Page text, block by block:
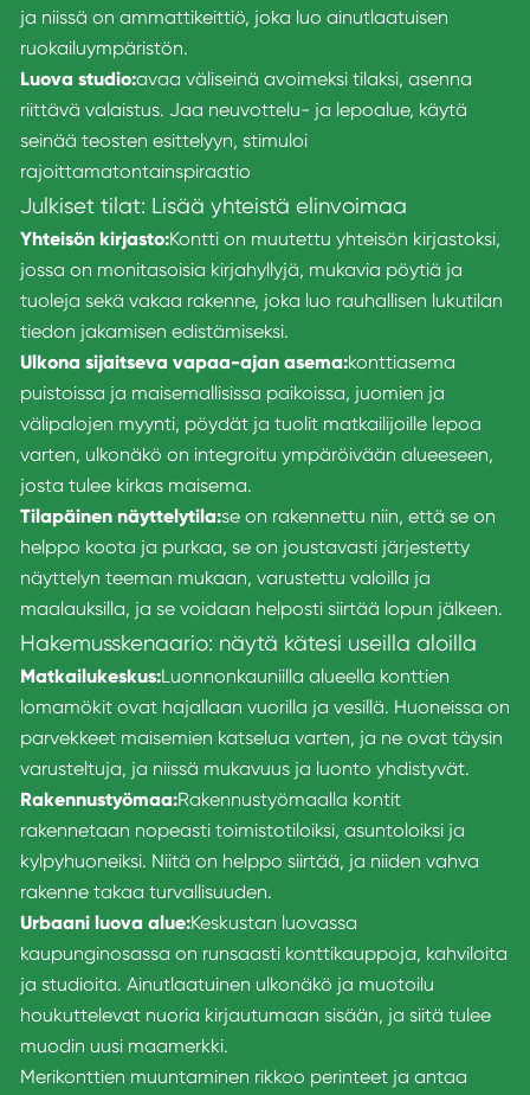
ja niissä on ammattikeittiö, joka luo ainutlaatuisen
ruokailuympäristön.
Luova studio:avaa väliseinä avoimeksi tilaksi, asenna
riittävä valaistus. Jaa neuvottelu- ja lepoalue, käytä
seinää teosten esittelyyn, stimuloi
rajoittamatontainspiraatio
Julkiset tilat: Lisää yhteistä elinvoimaa
Yhteisön kirjasto:Kontti on muutettu yhteisön kirjastoksi,
jossa on monitasoisia kirjahyllyjä, mukavia pöytiä ja
tuoleja sekä vakaa rakenne, joka luo rauhallisen lukutilan
tiedon jakamisen edistämiseksi.
Ulkona sijaitseva vapaa-ajan asema:konttiasema
puistoissa ja maisemallisissa paikoissa, juomien ja
välipalojen myynti, pöydät ja tuolit matkailijoille lepoa
varten, ulkonäkö on integroitu ympäröivään alueeseen,
josta tulee kirkas maisema.
Tilapäinen näyttelytila:se on rakennettu niin, että se on
helppo koota ja purkaa, se on joustavasti järjestetty
näyttelyn teeman mukaan, varustettu valoilla ja
maalauksilla, ja se voidaan helposti siirtää lopun jälkeen.
Hakemusskenaario: näytä kätesi useilla aloilla
Matkailukeskus:Luonnonkauniilla alueella konttien
lomamökit ovat hajallaan vuorilla ja vesillä. Huoneissa on
parvekkeet maisemien katselua varten, ja ne ovat täysin
varusteltuja, ja niissä mukavuus ja luonto yhdistyvät.
Rakennustyömaa:Rakennustyömaalla kontit
rakennetaan nopeasti toimistotiloiksi, asuntoloiksi ja
kylpyhuoneiksi. Niitä on helppo siirtää, ja niiden vahva
rakenne takaa turvallisuuden.
Urbaani luova alue:Keskustan luovassa
kaupunginosassa on runsaasti konttikauppoja, kahviloita
ja studioita. Ainutlaatuinen ulkonäkö ja muotoilu
houkuttelevat nuoria kirjautumaan sisään, ja siitä tulee
muodin uusi maamerkki.
Merikonttien muuntaminen rikkoo perinteet ja antaa